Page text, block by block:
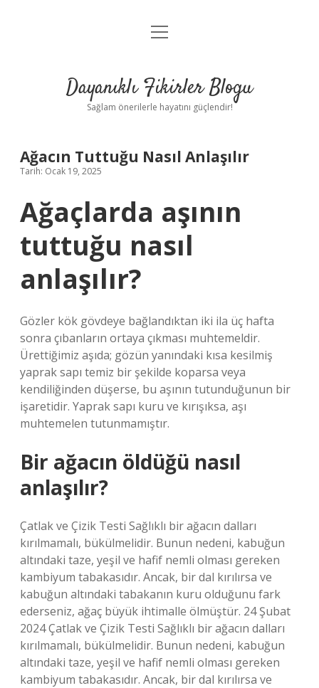
Anasayfa
Yasal Uyarı
menüyü
Dayanıklı Fikirler Blogu
Sağlam önerilerle hayatını güçlendir!
Ağacın Tuttuğu Nasıl Anlaşılır
Tarih: Ocak 19, 2025
Ağaçlarda aşının
tuttuğu nasıl
anlaşılır?
Gözler kök gövdeye bağlandıktan iki ila üç hafta
sonra çıbanların ortaya çıkması muhtemeldir.
Ürettiğimiz aşıda; gözün yanındaki kısa kesilmiş
yaprak sapı temiz bir şekilde koparsa veya
kendiliğinden düşerse, bu aşının tutunduğunun bir
işaretidir. Yaprak sapı kuru ve kırışıksa, aşı
muhtemelen tutunmamıştır.
Bir ağacın öldüğü nasıl
anlaşılır?
Çatlak ve Çizik Testi Sağlıklı bir ağacın dalları
kırılmamalı, bükülmelidir. Bunun nedeni, kabuğun
altındaki taze, yeşil ve hafif nemli olması gereken
kambiyum tabakasıdır. Ancak, bir dal kırılırsa ve
kabuğun altındaki tabakanın kuru olduğunu fark
ederseniz, ağaç büyük ihtimalle ölmüştür. 24 Şubat
2024 Çatlak ve Çizik Testi Sağlıklı bir ağacın dalları
kırılmamalı, bükülmelidir. Bunun nedeni, kabuğun
altındaki taze, yeşil ve hafif nemli olması gereken
kambiyum tabakasıdır. Ancak, bir dal kırılırsa ve